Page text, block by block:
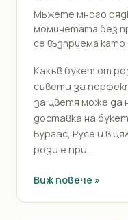
Мъжете много
момичетата без
се възприема като
Какъв букет от
съвети за
за цветя може да
доставка на
Бургас, Русе и в
рози е при...
Виж повече »